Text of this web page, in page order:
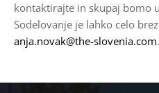
kontaktirajte in skupaj bomo
Sodelovanje je lahko celo
anja.novak@the-slovenia.com.